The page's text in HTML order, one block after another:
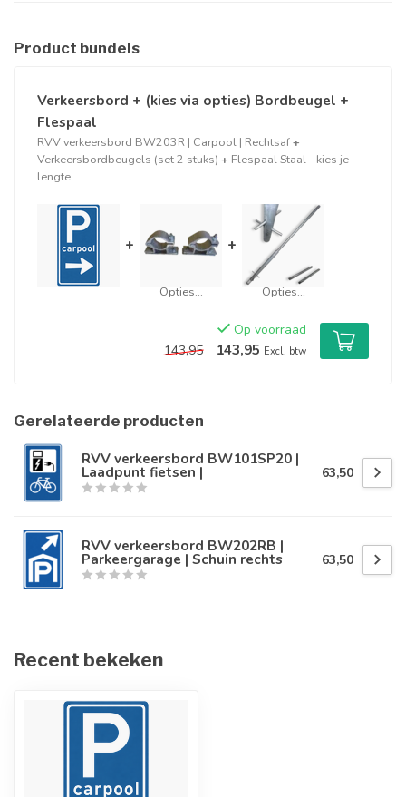
Product bundels
Verkeersbord + (kies via opties) Bordbeugel +
Flespaal
RVV verkeersbord BW203R | Carpool | Rechtsaf+
Verkeersbordbeugels (set 2 stuks) + Flespaal Staal - kies je
lengte
+
Opties...
+
Opties...
Op voorraad
143,95
143,95 Excl. btw
Gerelateerde producten
RVV verkeersbord BW101SP20 |
Laadpunt fietsen | 63,50
RVV verkeersbord BW202RB |
Parkeergarage | Schuin rechts 63,50
Recent bekeken